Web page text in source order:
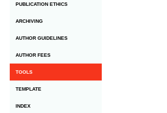
PUBLICATION ETHICS
ARCHIVING
AUTHOR GUIDELINES
AUTHOR FEES
TOOLS
TEMPLATE
INDEX